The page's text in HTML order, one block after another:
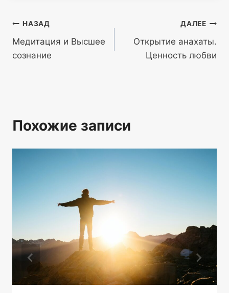
Навигация
по
НАЗАД
Медитация и Высшее
сознание
ДАЛЕЕ
Открытие анахаты.
Ценность любви
Похожие записи